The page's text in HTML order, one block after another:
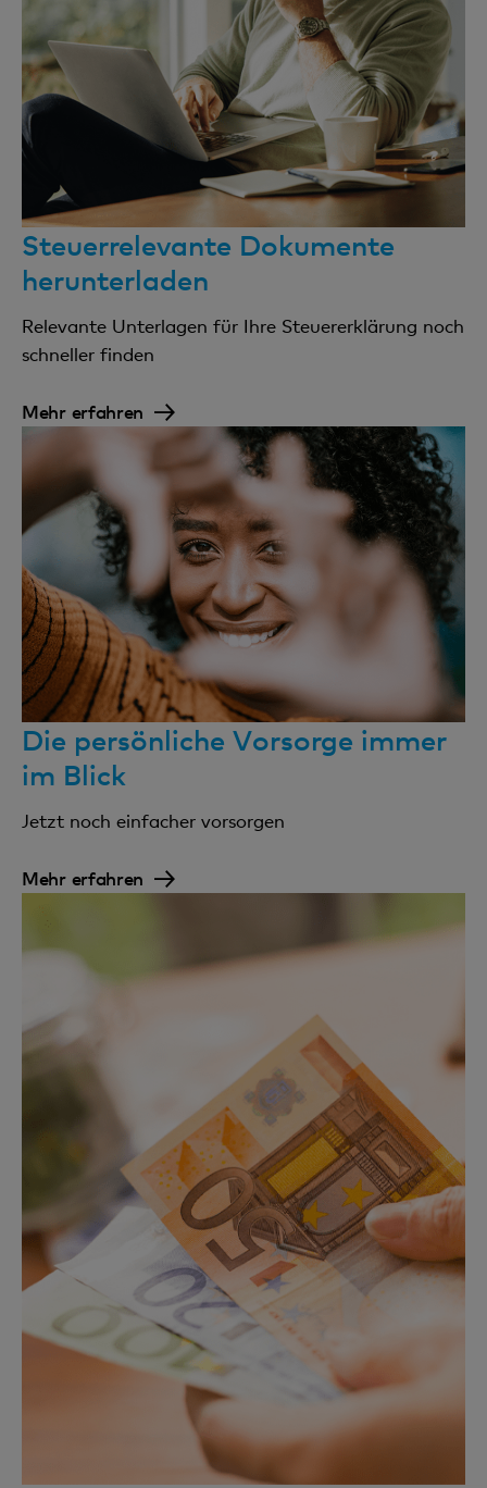
Steuerrelevante Dokumente
herunterladen
Relevante Unterlagen für Ihre Steuererklärung noch
schneller finden
Mehr erfahren
Die persönliche Vorsorge immer
im Blick
Jetzt noch einfacher vorsorgen
Mehr erfahren